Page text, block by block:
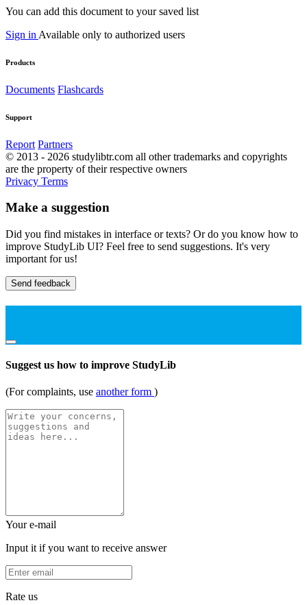
You can add this document to your saved list
Sign in Available only to authorized users
Products
Documents Flashcards
Support
Report Partners
© 2013 - 2026 studylibtr.com all other trademarks and copyrights
are the property of their respective owners
Privacy Terms
Make a suggestion
Did you find mistakes in interface or texts? Or do you know how to
improve StudyLib UI? Feel free to send suggestions. It's very
important for us!
Send feedback
Suggest us how to improve StudyLib
(For complaints, use another form )
Your e-mail
Input it if you want to receive answer
Rate us